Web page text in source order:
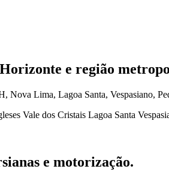
e região
Nova Lima, Lagoa Santa, Vespasiano,
Vale dos Cristais Lagoa Santa
e motorização.